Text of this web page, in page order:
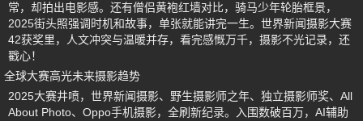
常，却拍出电影感。还有僧侣黄袍红墙对比，骑马少年轮胎框景，
2025街头照强调时机和故事，单张就能讲完一生。世界新闻摄影大赛
42获奖里，人文冲突与温暖并存，看完感慨万千，摄影不光记录，还
戳心！
全球大赛高光未来摄影趋势
2025大赛井喷，世界新闻摄影、野生摄影师之年、独立摄影师奖、All
About Photo、Oppo手机摄影，全刷新纪录。入围数破百万，AI辅助